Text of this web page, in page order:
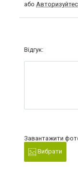
або
Відгук:
Завантажити
Вибрати